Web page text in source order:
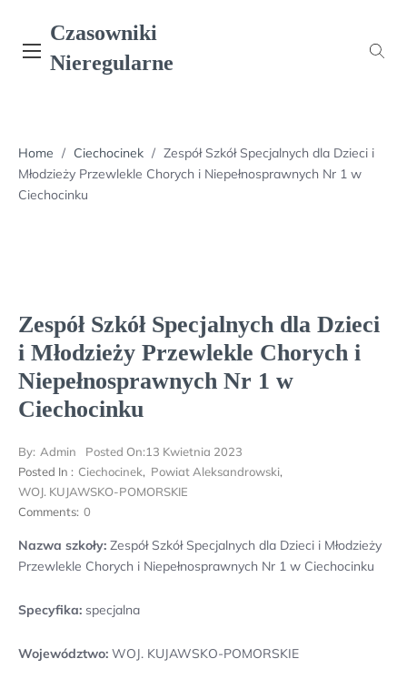
content
Czasowniki
Nieregularne
Home / Ciechocinek / Zespół Szkół Specjalnych dla Dzieci i
Młodzieży Przewlekle Chorych i Niepełnosprawnych Nr 1 w
Ciechocinku
Zespół Szkół Specjalnych dla Dzieci
i Młodzieży Przewlekle Chorych i
Niepełnosprawnych Nr 1 w
Ciechocinku
By: Admin Posted On:13 Kwietnia 2023
Posted In : Ciechocinek, Powiat Aleksandrowski,
WOJ. KUJAWSKO-POMORSKIE
Comments: 0
Nazwa szkoły: Zespół Szkół Specjalnych dla Dzieci i Młodzieży
Przewlekle Chorych i Niepełnosprawnych Nr 1 w Ciechocinku
Specyfika: specjalna
Województwo: WOJ. KUJAWSKO-POMORSKIE